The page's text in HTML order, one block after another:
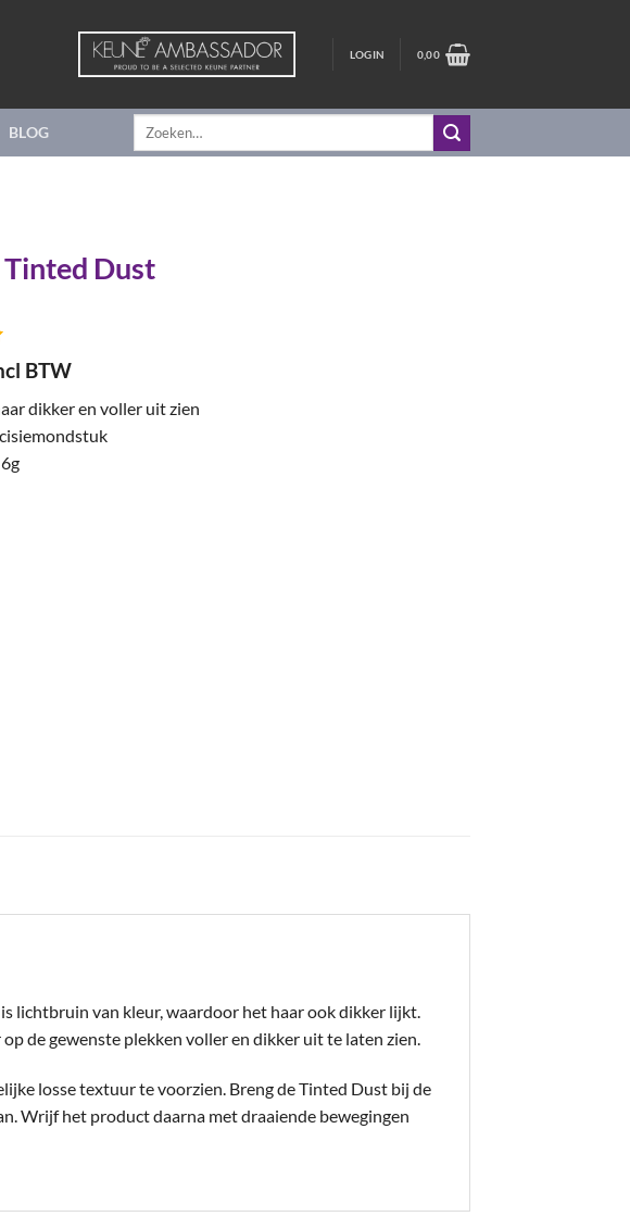
LOGIN 0,00
BLOG
Zoeken
Tinted Dust
BTW
dikker en voller uit zien
lichtbruin van kleur, waardoor het haar ook dikker lijkt.
de gewenste plekken voller en dikker uit te laten zien.
losse textuur te voorzien. Breng de Tinted Dust bij de
Wrijf het product daarna met draaiende bewegingen